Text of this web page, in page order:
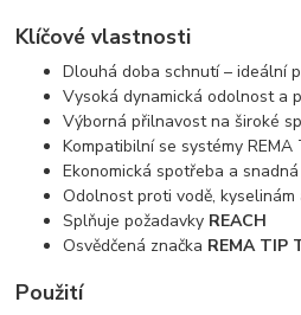
Klíčové vlastnosti
Dlouhá doba schnutí – ideální
Vysoká dynamická odolnost a
Výborná přilnavost na široké
Kompatibilní se systémy REMA
Ekonomická spotřeba a
Odolnost proti vodě, kyselinám
Splňuje požadavky REACH
Osvědčená značka REMA TIP
Použití